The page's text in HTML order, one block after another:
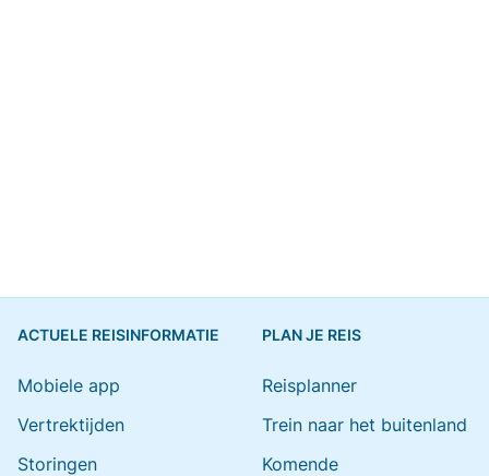
ACTUELE REISINFORMATIE
Mobiele app
Vertrektijden
Storingen
PLAN JE REIS
Reisplanner
Trein naar het buitenland
Komende